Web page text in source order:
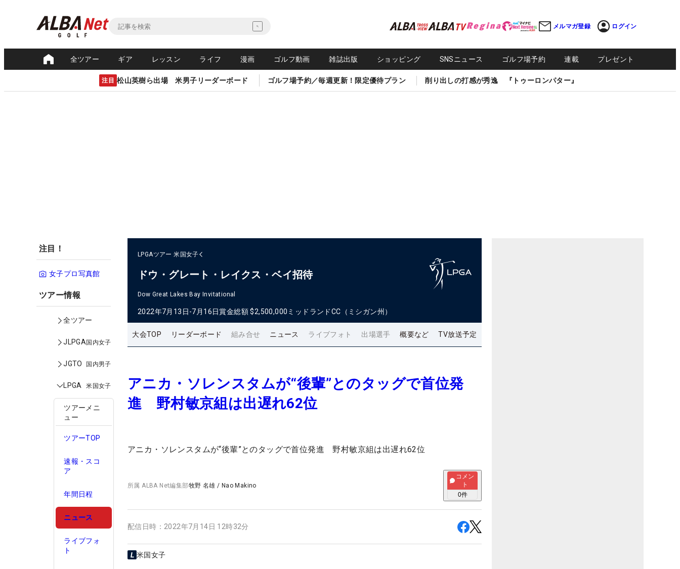
メルマガ登録 ログイン
全ツアー ギア レッスン ライフ 漫画 ゴルフ動画 雑誌出版 ショッピング SNSニュース ゴルフ場予約 連載 プレゼント
注目 松山英樹ら出場 米男子リーダーボード ゴルフ場予約／毎週更新！限定優待プラン 削り出しの打感が秀逸 『トゥーロンパター』
注目！
女子プロ写真館
ツアー情報
全ツアー
JLPGA国内女子
JGTO 国内男子
LPGA 米国女子
ツアーメニ
ュー
ツアーTOP
速報・スコ
ア
年間日程
ニュース
ライブフォ
ト
LPGAツアー 米国女子
ドウ・グレート・レイクス・ベイ招待
Dow Great Lakes Bay Invitational
2022年7月13日-7月16日賞金総額 $2,500,000 ミッドランドCC（ミシガン州）
大会TOP リーダーボード 組み合せ ニュース ライブフォト 出場選手 概要など TV放送予定
アニカ・ソレンスタムが“後輩”とのタッグで首位発
進 野村敏京組は出遅れ62位
アニカ・ソレンスタムが“後輩”とのタッグで首位発進 野村敏京組は出遅れ62位
所属ALBA Net編集部牧野 名雄 / Nao Makino
コメン
ト
0件
配信日時： 2022年7月14日 12時32分
米国女子